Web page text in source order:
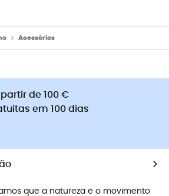
Acessórios
de 100 €
em 100 dias
que a natureza e o movimento